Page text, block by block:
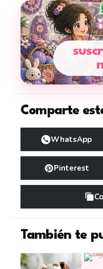
Comparte
WhatsApp
Pinterest
También te